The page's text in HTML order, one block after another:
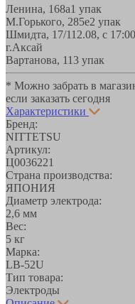
Ленина, 168а1 упак
М.Горького, 285е2 упак
Шмидта, 17/112.08, с
г.Аксай
Вартанова, 113 упак
* Можно забрать в
если заказать сегодня
Характеристики
Бренд:
NITTETSU
Артикул:
Ц0036221
Страна производства:
ЯПОНИЯ
Диаметр электрода:
2,6 мм
Вес:
5 кг
Марка:
LB-52U
Тип товара:
Электроды